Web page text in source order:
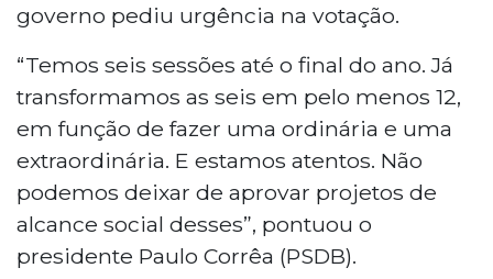
governo pediu urgência na votação.
“Temos seis sessões até o final do ano. Já
transformamos as seis em pelo menos 12,
em função de fazer uma ordinária e uma
extraordinária. E estamos atentos. Não
podemos deixar de aprovar projetos de
alcance social desses”, pontuou o
presidente Paulo Corrêa (PSDB).